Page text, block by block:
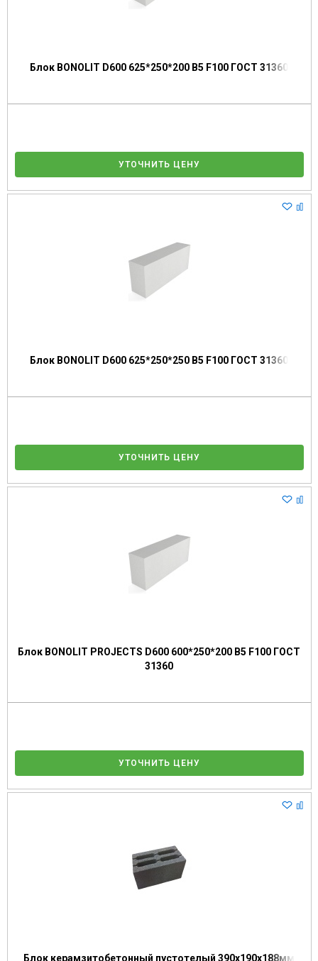
Блок BONOLIT D600 625*250*200 В5 F100 ГОСТ 31360
УТОЧНИТЬ ЦЕНУ
Блок BONOLIT D600 625*250*250 В5 F100 ГОСТ 31360
УТОЧНИТЬ ЦЕНУ
Блок BONOLIT PROJECTS D600 600*250*200 В5 F100 ГОСТ
31360
УТОЧНИТЬ ЦЕНУ
Блок керамзитобетонный пустотелый 390х190х188мм